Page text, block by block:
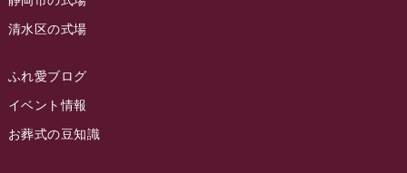
清水区の式場
ふれ愛ブログ
イベント情報
お葬式の豆知識